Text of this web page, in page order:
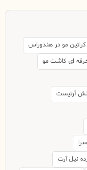
کراتین مو در هندوراس
ای کاشت مو
لش آرتیست
نیل آرت